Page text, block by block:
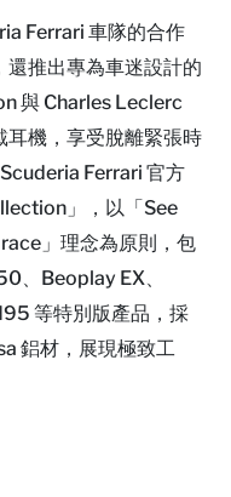
Ferrari 車隊的合作
推出專為車迷設計的
與 Charles Leclerc
耳機，享受脫離緊張時
Ferrari 官方
」，以「See
」理念為原則，包
、Beoplay EX、
等特別版產品，採
鋁材，展現極致工